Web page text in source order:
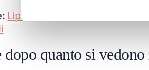
Liposuzione ed effetti
quanto si